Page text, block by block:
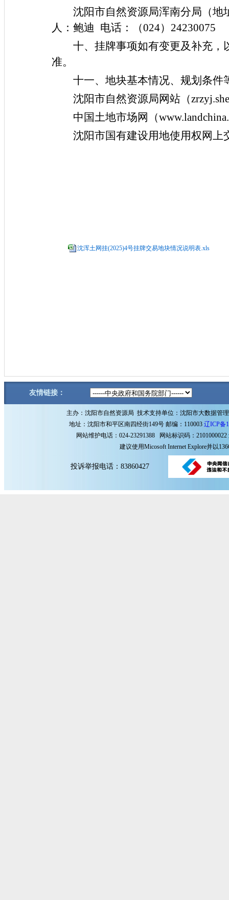
沈阳市自然资源局浑南分局（地
人： 鲍迪 电话：（024） 24230075
十、挂牌事项如有变更及补充
准。
十一、地块基本情况、规划条件
沈阳市自然资源局网站（
中国土地市场网（
沈阳市国有建设用地使用权网上
沈浑土网挂(2025)4号挂牌交易地块情况说明表.xls
友情链接：
主办：沈阳市自然资源局 技术支持单位：沈阳市大数据管
地址：沈阳市和平区南四经街149号 邮编：110003 辽ICP备
网站维护电话：024-23291388 网站标识码：2101000022
建议使用Micosoft Internet Explore并以
投诉举报电话：83860427